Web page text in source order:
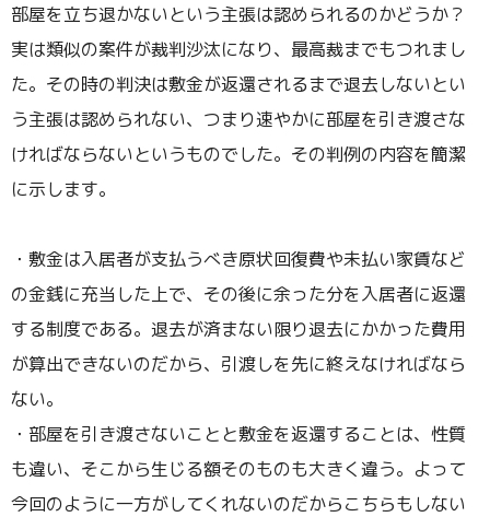
部屋を立ち退かないという主張は認められるのかどうか？
実は類似の案件が裁判沙汰になり、最高裁までもつれまし
た。その時の判決は敷金が返還されるまで退去しないとい
う主張は認められない、つまり速やかに部屋を引き渡さな
ければならないというものでした。その判例の内容を簡潔
に示します。
・敷金は入居者が支払うべき原状回復費や未払い家賃など
の金銭に充当した上で、その後に余った分を入居者に返還
する制度である。退去が済まない限り退去にかかった費用
が算出できないのだから、引渡しを先に終えなければなら
ない。
・部屋を引き渡さないことと敷金を返還することは、性質
も違い、そこから生じる額そのものも大きく違う。よって
今回のように一方がしてくれないのだからこちらもしない